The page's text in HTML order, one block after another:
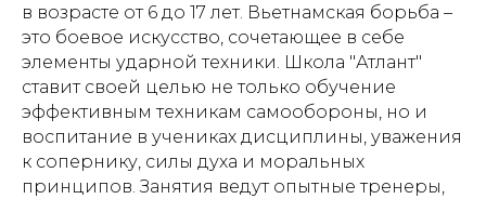
в возрасте от 6 до 17 лет. Вьетнамская борьба –
это боевое искусство, сочетающее в себе
элементы ударной техники. Школа "Атлант"
ставит своей целью не только обучение
эффективным техникам самообороны, но и
воспитание в учениках дисциплины, уважения
к сопернику, силы духа и моральных
принципов. Занятия ведут опытные тренеры,